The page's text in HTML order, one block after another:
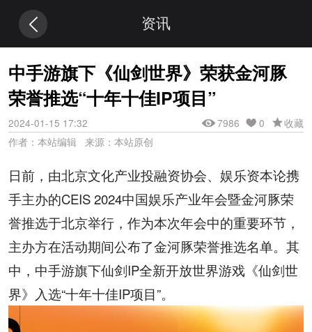
资讯
中手游旗下《仙剑世界》荣获金河豚
荣誉推选“十年十佳IP项目”
2024-01-15 17:32 收藏
0
7986
作者：本站编辑 来源：本站原创
日前，由北京文化产业投融资协会、娱乐资本论携
手主办的CEIS 2024中国娱乐产业年会暨金河豚荣
誉推选于北京举行，作为本次年会中的重要环节，
主办方在活动期间公布了金河豚荣誉推选名单。其
中，中手游旗下仙剑IP全新开放世界游戏《仙剑世
界》入选“十年十佳IP项目”。